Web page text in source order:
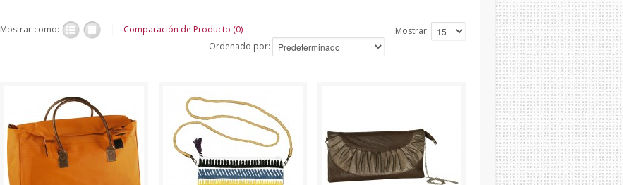
Mostrar como: Comparación de Producto (0)
Mostrar:
Ordenado por:
.. .. ..